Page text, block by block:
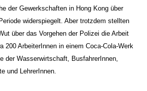
der Gewerkschaften in Hong Kong über
widerspiegelt. Aber trotzdem stellten
über das Vorgehen der Polizei die Arbeit
200 ArbeiterInnen in einem Coca-Cola-Werk
der Wasserwirtschaft, BusfahrerInnen,
und LehrerInnen.